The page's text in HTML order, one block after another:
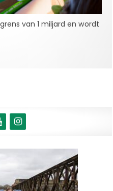
van 1 miljard en wordt